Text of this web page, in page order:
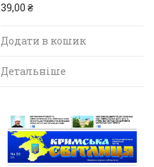
39,00 ₴
Додати в кошик
Детальніше